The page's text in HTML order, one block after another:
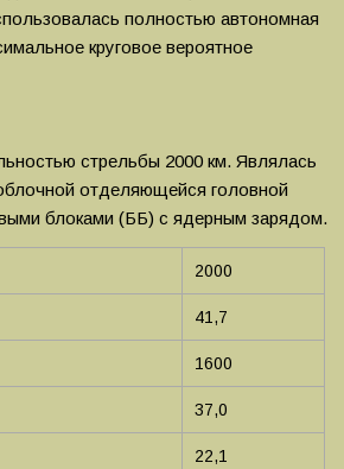
полностью автономная
круговое вероятное
стрельбы 2000 км. Являлась
отделяющейся головной
блоками (ББ) с ядерным зарядом.
2000
41,7
1600
37,0
22,1